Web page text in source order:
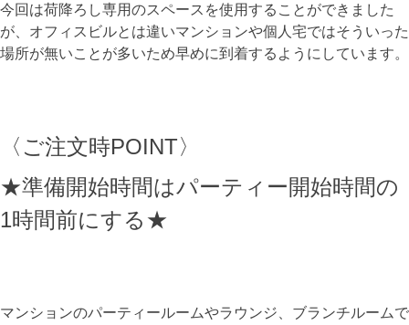
今回は荷降ろし専用のスペースを使用することができました
が、オフィスビルとは違いマンションや個人宅ではそういった
場所が無いことが多いため早めに到着するようにしています。
〈ご注文時POINT〉
★準備開始時間はパーティー開始時間の
1時間前にする★
マンションのパーティールームやラウンジ、ブランチルームで